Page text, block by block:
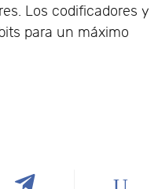
Los codificadores y
para un máximo